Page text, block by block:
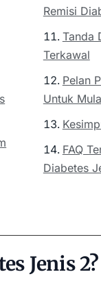
Remisi
Tanda
Terkawal
Pelan
Untuk
FAQ
Diabetes
Jenis 2?